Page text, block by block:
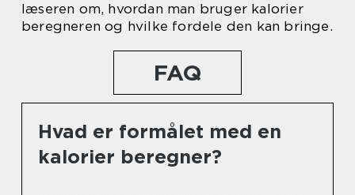
læseren om, hvordan man bruger kalorier
beregneren og hvilke fordele den kan bringe.
FAQ
Hvad er formålet med en
kalorier beregner?